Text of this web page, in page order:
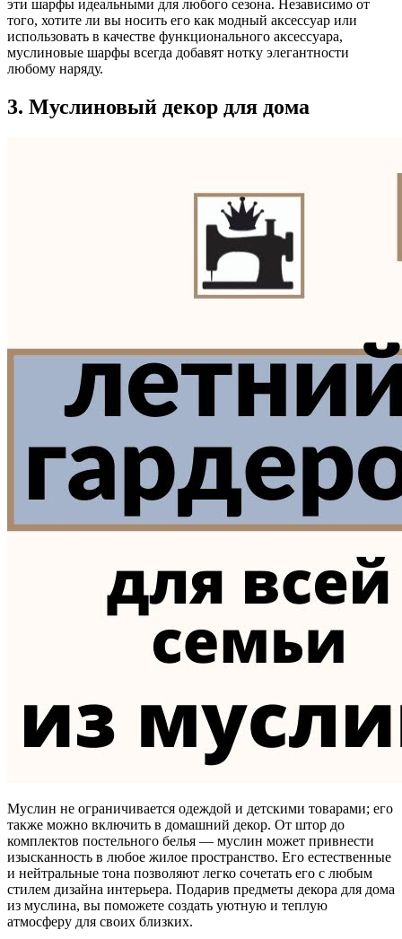
эти шарфы идеальными для любого сезона. Независимо от
того, хотите ли вы носить его как модный аксессуар или
использовать в качестве функционального аксессуара,
муслиновые шарфы всегда добавят нотку элегантности
любому наряду.
3. Муслиновый декор для дома
Муслин не ограничивается одеждой и детскими товарами; его
также можно включить в домашний декор. От штор до
комплектов постельного белья — муслин может привнести
изысканность в любое жилое пространство. Его естественные
и нейтральные тона позволяют легко сочетать его с любым
стилем дизайна интерьера. Подарив предметы декора для дома
из муслина, вы поможете создать уютную и теплую
атмосферу для своих близких.